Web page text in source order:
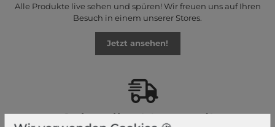
Alle Produkte live sehen und spüren! Wir freuen uns auf Ihren
Besuch in einem unserer Stores.
Jetzt ansehen!
Schneller Versand!